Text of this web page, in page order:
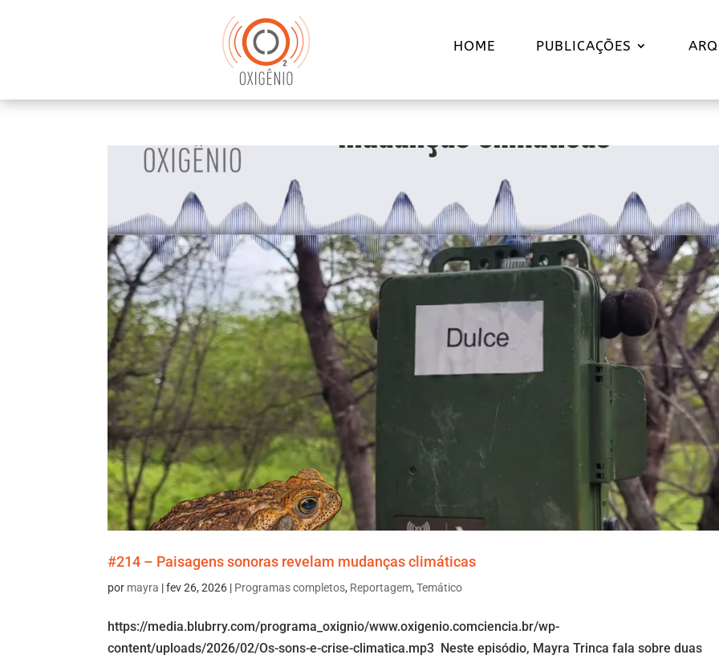
HOME PUBLICAÇÕES
#214 – Paisagens sonoras revelam mudanças climáticas
por mayra |fev 26, 2026 | Programas completos, Reportagem,Temático
https://media.blubrry.com/programa_oxignio/www.oxigenio.comciencia.br/wp-
content/uploads/2026/02/Os-sons-e-crise-climatica.mp3 Neste episódio, Mayra Trinca fala sobre duas